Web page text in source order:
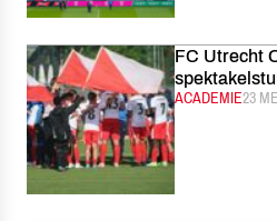
FC Utrecht
CATEGORIE:
ACADEMIE23